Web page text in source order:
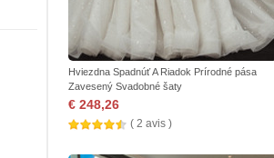
Hviezdna Spadnúť A Riadok Prírodné pása
Zavesený Svadobné šaty
€ 248,26
( 2 avis )